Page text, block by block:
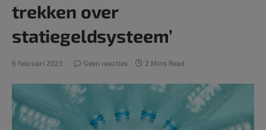
trekken over
statiegeldsysteem’
6 februari 2023 Geen reacties 2 Mins Read